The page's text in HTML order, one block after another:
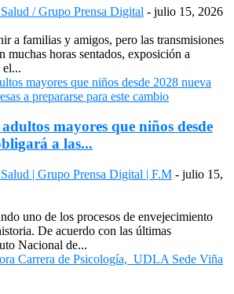
/ Grupo Prensa Digital - julio 15, 2026
a familias y amigos, pero las transmisiones
muchas horas sentados, exposición a
el...
mayores que niños desde
a las...
| Grupo Prensa Digital | F.M - julio 15,
uno de los procesos de envejecimiento
De acuerdo con las últimas
Nacional de...